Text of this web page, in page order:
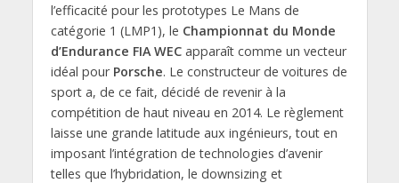
l’efficacité pour les prototypes Le Mans de
catégorie 1 (LMP1), le Championnat du Monde
d’Endurance FIA WECapparaît comme un vecteur
idéal pour Porsche. Le constructeur de voitures de
sport a, de ce fait, décidé de revenir à la
compétition de haut niveau en 2014. Le règlement
laisse une grande latitude aux ingénieurs, tout en
imposant l’intégration de technologies d’avenir
telles que l’hybridation, le downsizing et